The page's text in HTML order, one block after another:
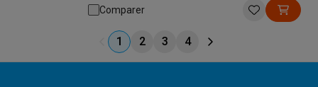
Café moulu | Convient pour faire mousser le
lait: Oui | Mode de préparation des spécialités
lactées: Automatique en appuyant sur un
Comparer
1 2 3 4